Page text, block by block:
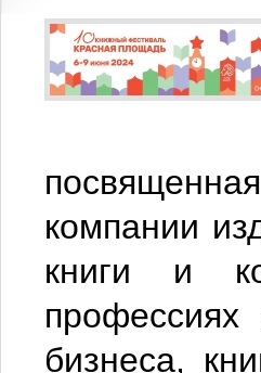
компании
книги и
профессиях
бизнеса,